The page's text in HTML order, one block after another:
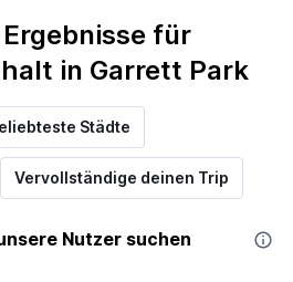
für
in Garrett Park
Städte
Vervollständige deinen Trip
Nutzer suchen